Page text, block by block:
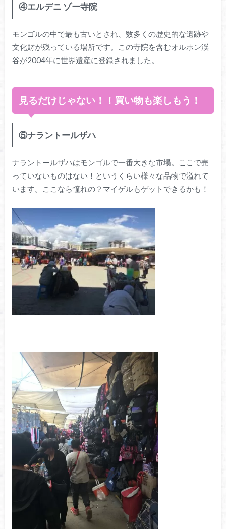
④エルデニ ゾー寺院
モンゴルの中で最も古いとされ、数多くの歴史的な遺跡や
文化財が残っている場所です。この寺院を含むオルホン渓
谷が2004年に世界遺産に登録されました。
見るだけじゃない！！買い物も楽しもう！
⑤ナラントールザハ
ナラントールザハはモンゴルで一番大きな市場。ここで売
っていないものはない！というくらい様々な品物で溢れて
います。ここなら憧れの？マイゲルもゲットできるかも！